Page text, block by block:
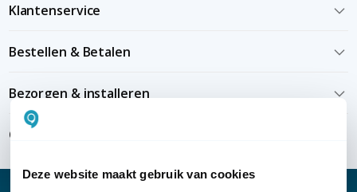
Deze website maakt gebruik van cookies
Klantenservice
Bestellen & Betalen
Bezorgen & installeren
Over KommaGo